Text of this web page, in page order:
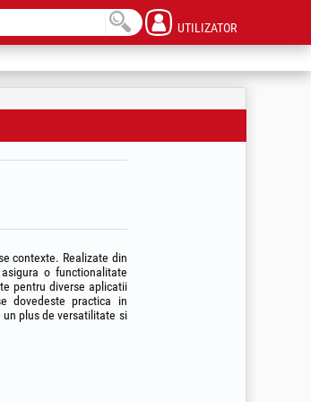
UTILIZATOR
contexte. Realizate din
o functionalitate
pentru diverse aplicatii
dovedeste practica in
plus de versatilitate si